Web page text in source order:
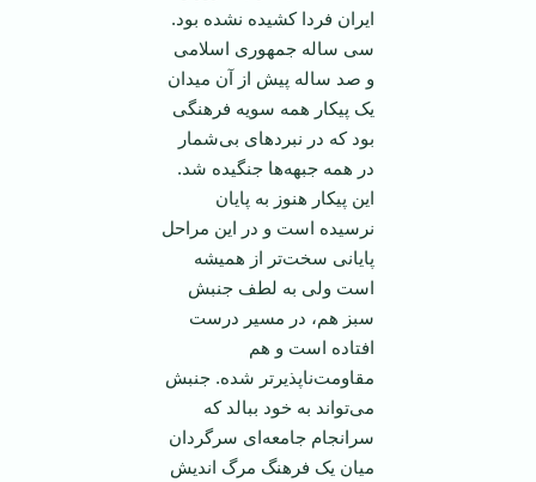
ایران فردا کشیده نشده بود.
سی ساله جمهوری اسلامی
و صد ساله پیش از آن میدان
یک پیکار همه سویه فرهنگی
بود که در نبرد‌های بی‌شمار
در همه جبهه‌ها جنگیده شد.
این پیکار هنوز به پایان
نرسیده است و در این مراحل
پایانی سخت‌تر از همیشه
است ولی به لطف جنبش
سبز هم، در مسیر درست
افتاده است و هم
مقاومت‌ناپذیر‌تر شده. جنبش
می‌تواند به خود ببالد که
سرانجام جامعه‌ای سرگردان
میان یک فرهنگ مرگ اندیش